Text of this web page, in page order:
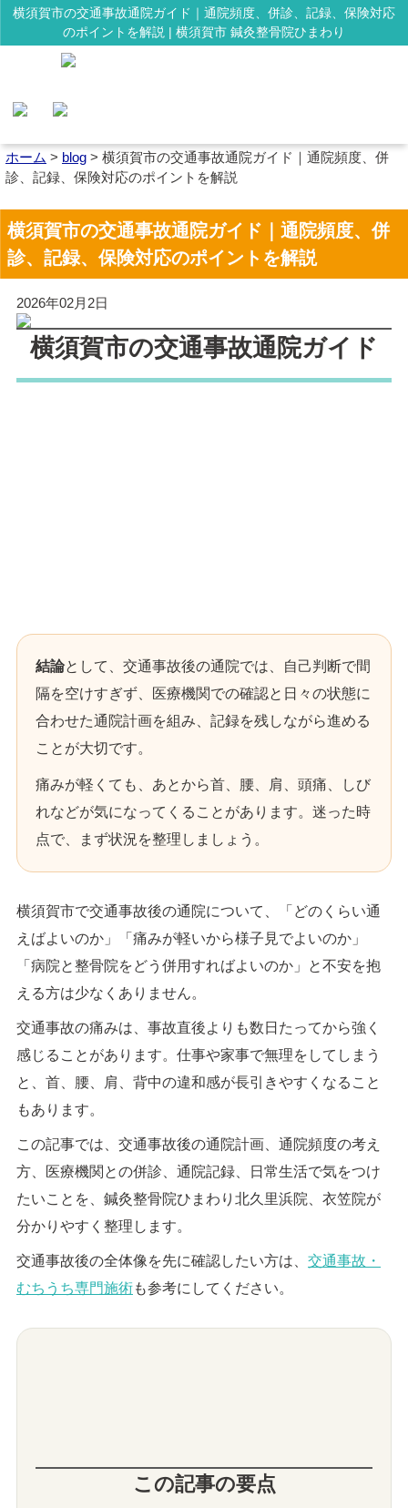
横須賀市の交通事故通院ガイド｜通院頻度、併診、記録、保険対応
のポイントを解説 | 横須賀市 鍼灸整骨院ひまわり
ホーム > blog > 横須賀市の交通事故通院ガイド｜通院頻度、併
診、記録、保険対応のポイントを解説
横須賀市の交通事故通院ガイド｜通院頻度、併
診、記録、保険対応のポイントを解説
2026年02月2日
横須賀市の交通事故通院ガイド
結論として、交通事故後の通院では、自己判断で間
隔を空けすぎず、医療機関での確認と日々の状態に
合わせた通院計画を組み、記録を残しながら進める
ことが大切です。
痛みが軽くても、あとから首、腰、肩、頭痛、しび
れなどが気になってくることがあります。迷った時
点で、まず状況を整理しましょう。
横須賀市で交通事故後の通院について、「どのくらい通
えばよいのか」「痛みが軽いから様子見でよいのか」
「病院と整骨院をどう併用すればよいのか」と不安を抱
える方は少なくありません。
交通事故の痛みは、事故直後よりも数日たってから強く
感じることがあります。仕事や家事で無理をしてしまう
と、首、腰、肩、背中の違和感が長引きやすくなること
もあります。
この記事では、交通事故後の通院計画、通院頻度の考え
方、医療機関との併診、通院記録、日常生活で気をつけ
たいことを、鍼灸整骨院ひまわり北久里浜院、衣笠院が
分かりやすく整理します。
交通事故後の全体像を先に確認したい方は、 交通事故・
むちうち専門施術も参考にしてください。
この記事の要点